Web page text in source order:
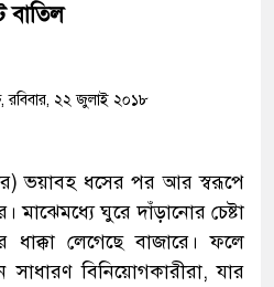
বাতিল
রবিবার, ২২ জুলাই ২০১৮
ভয়াবহ ধসের পর আর স্বরূপে
মাঝেমধ্যে ঘুরে দাঁড়ানোর চেষ্টা
লেগেছে বাজারে। ফলে
বিনিয়োগকারীরা, যার